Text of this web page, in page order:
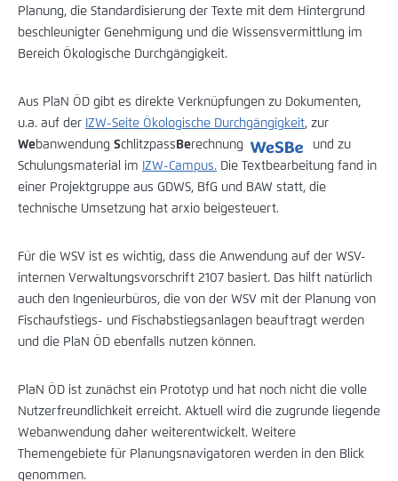
Planung, die Standardisierung der Texte mit dem Hintergrund
beschleunigter Genehmigung und die Wissensvermittlung im
Bereich Ökologische Durchgängigkeit.
Aus PlaN ÖD gibt es direkte Verknüpfungen zu Dokumenten,
u.a. auf der IZW-Seite Ökologische Durchgängigkeit, zur
Webanwendung SchlitzpassBerechnung
und zu
Schulungsmaterial im IZW-Campus. Die Textbearbeitung fand in
einer Projektgruppe aus GDWS, BfG und BAW statt, die
technische Umsetzung hat arxio beigesteuert.
Für die WSV ist es wichtig, dass die Anwendung auf der WSV-
internen Verwaltungsvorschrift 2107 basiert. Das hilft natürlich
auch den Ingenieurbüros, die von der WSV mit der Planung von
Fischaufstiegs- und Fischabstiegsanlagen beauftragt werden
und die PlaN ÖD ebenfalls nutzen können.
PlaN ÖD ist zunächst ein Prototyp und hat noch nicht die volle
Nutzerfreundlichkeit erreicht. Aktuell wird die zugrunde liegende
Webanwendung daher weiterentwickelt. Weitere
Themengebiete für Planungsnavigatoren werden in den Blick
genommen.